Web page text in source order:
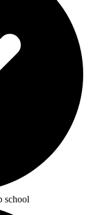
school